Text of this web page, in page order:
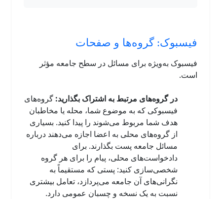
فیسبوک: گروه‌ها و صفحات
فیسبوک به‌ویژه برای مسائل در سطح جامعه مؤثر
است.
در گروه‌های مرتبط به اشتراک بگذارید: گروه‌های
فیسبوکی که به موضوع شما، محله یا مخاطبان
هدف شما مربوط می‌شوند را پیدا کنید. بسیاری
از گروه‌های محلی به اعضا اجازه می‌دهند درباره
مسائل جامعه پست بگذارند. برای
دادخواست‌های محلی، پیام را برای هر گروه
شخصی‌سازی کنید: پستی که مستقیماً به
نگرانی‌های آن جامعه می‌پردازد، تعامل بیشتری
نسبت به یک نسخه ‌و چسبان عمومی دارد.